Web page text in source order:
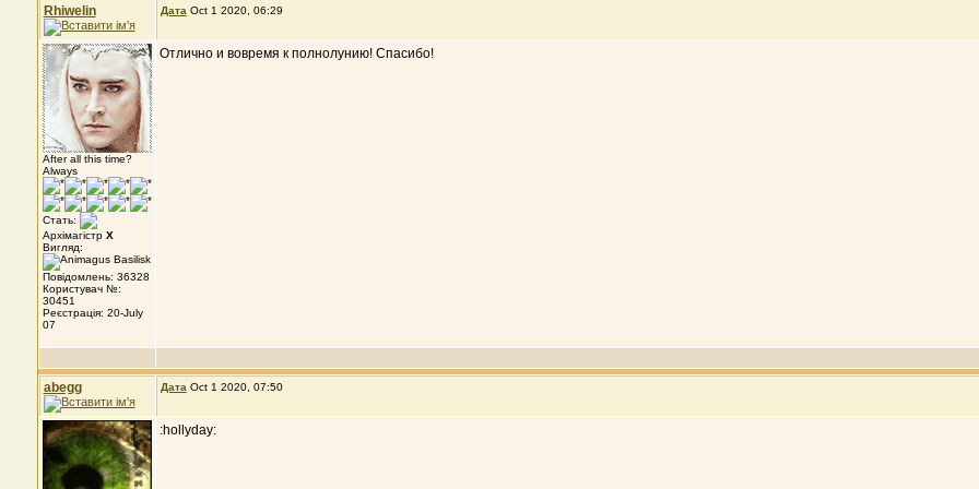
Rhiwelin Дата Oct 1 2020, 06:29
After all this time?
Always
Стать:
Архімагістр X
Вигляд:
Повідомлень: 36328
Користувач №:
30451
Реєстрація: 20-July
07
Отлично и вовремя к полнолунию! Спасибо!
abegg Дата Oct 1 2020, 07:50
:hollyday: